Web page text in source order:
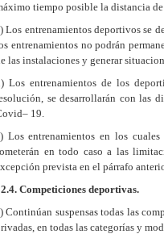
tiempo posible la distancia
Los entrenamientos deportivos se
entrenamientos no podrán
las instalaciones y generar
Los entrenamientos de los
se desarrollarán con las
19.
Los entrenamientos en los
en todo caso a las
prevista en el párrafo
Competiciones deportivas.
Continúan suspensas todas las
en todas las categorías y